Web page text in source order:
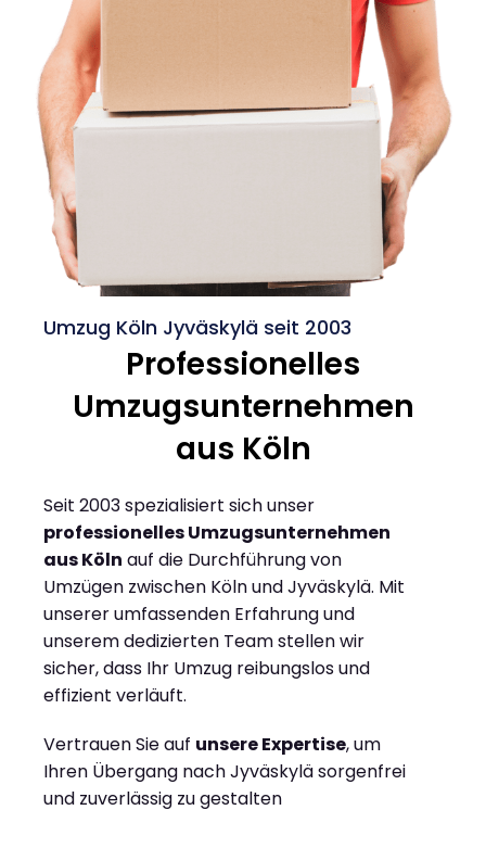
Umzug Köln Jyväskylä seit 2003
Professionelles
Umzugsunternehmen
aus Köln
Seit 2003 spezialisiert sich unser
professionelles Umzugsunternehmen
aus Köln auf die Durchführung von
Umzügen zwischen Köln und Jyväskylä. Mit
unserer umfassenden Erfahrung und
unserem dedizierten Team stellen wir
sicher, dass Ihr Umzug reibungslos und
effizient verläuft.
Vertrauen Sie auf unsere Expertise, um
Ihren Übergang nach Jyväskylä sorgenfrei
und zuverlässig zu gestalten